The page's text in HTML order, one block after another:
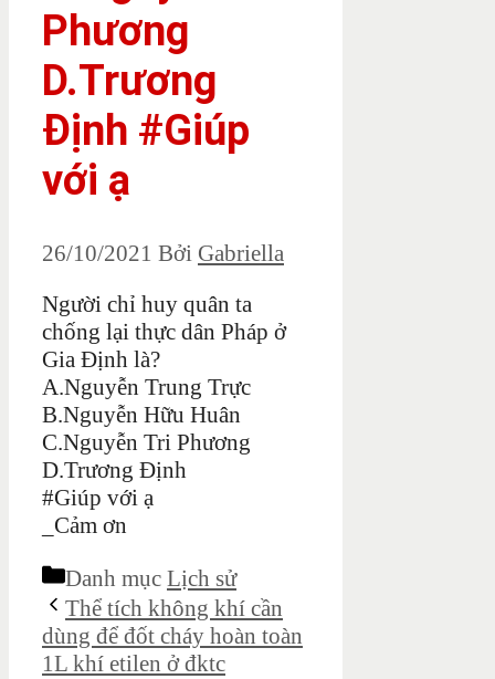
Phương
D.Trương
Định #Giúp
với ạ
26/10/2021 Bởi Gabriella
Người chỉ huy quân ta
chống lại thực dân Pháp ở
Gia Định là?
A.Nguyễn Trung Trực
B.Nguyễn Hữu Huân
C.Nguyễn Tri Phương
D.Trương Định
#Giúp với ạ
_Cảm ơn
Danh mục Lịch sử
Thể tích không khí cần
dùng để đốt cháy hoàn toàn
1L khí etilen ở đktc